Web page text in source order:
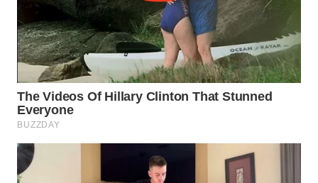
WN
INDRAMAYU
WN
KUNINGAN
MAJALENGKA